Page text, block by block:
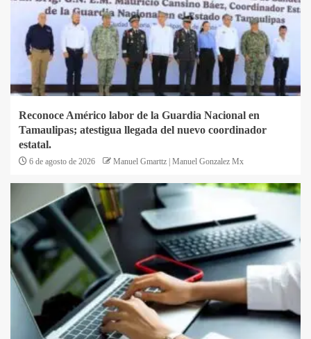
Reconoce Américo labor de la Guardia Nacional en
Tamaulipas; atestigua llegada del nuevo coordinador
estatal.
6 de agosto de 2026 Manuel Gmarttz | Manuel Gonzalez Mx